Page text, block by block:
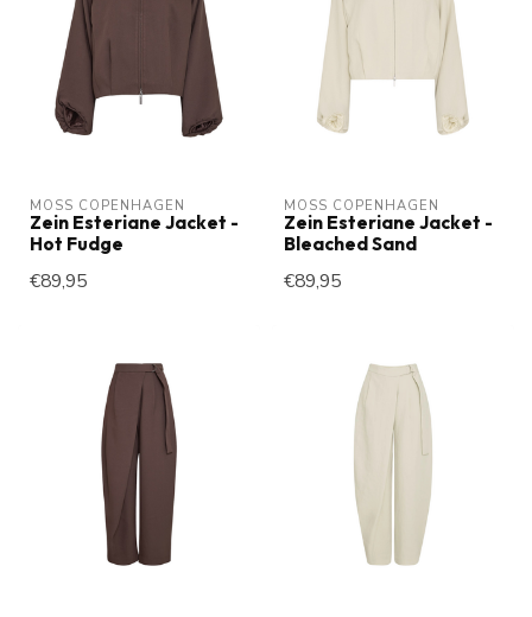
MOSS COPENHAGEN
Zein Esteriane Jacket -
Hot Fudge
€89,95
MOSS COPENHAGEN
Zein Esteriane Jacket -
Bleached Sand
€89,95